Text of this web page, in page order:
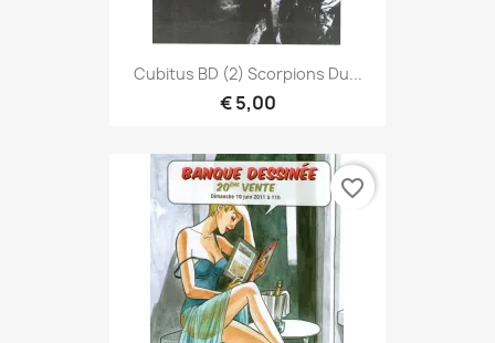
Cubitus BD (2) Scorpions Du...
€ 5,00
favorite_border